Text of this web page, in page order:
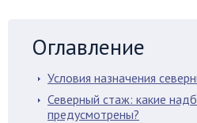
Оглавление
Условия назначения
Северный стаж: какие
предусмотрены?